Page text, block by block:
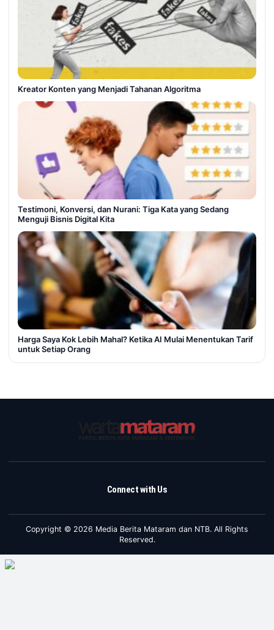
Kreator Konten yang Menjadi Tahanan Algoritma
Testimoni, Konversi, dan Nurani: Tiga Kata yang Sedang
Menguji Bisnis Digital Kita
Harga Saya Kok Lebih Mahal? Ketika AI Mulai Menentukan Tarif
untuk Setiap Orang
Connect with Us
Copyright © 2026 Media Berita Mataram dan NTB. All Rights
Reserved.